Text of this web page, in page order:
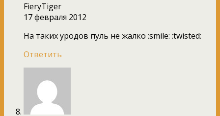
FieryTiger
17 февраля 2012
На таких уродов пуль не жалко :smile: :twisted:
Ответить